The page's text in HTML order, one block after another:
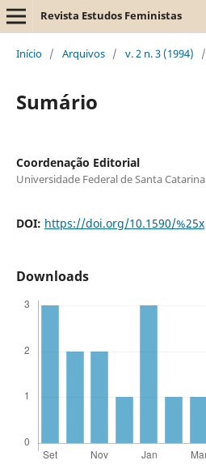
Revista Estudos Feministas
Início / Arquivos / v. 2 n. 3 (1994) /
Sumário
Coordenação Editorial
Universidade Federal de Santa Catarina
DOI: https://doi.org/10.1590/%25x
Downloads